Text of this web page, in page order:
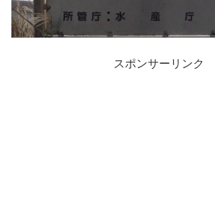
スポンサーリンク